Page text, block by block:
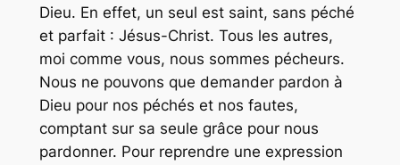
Dieu. En effet, un seul est saint, sans péché
et parfait : Jésus-Christ. Tous les autres,
moi comme vous, nous sommes pécheurs.
Nous ne pouvons que demander pardon à
Dieu pour nos péchés et nos fautes,
comptant sur sa seule grâce pour nous
pardonner. Pour reprendre une expression